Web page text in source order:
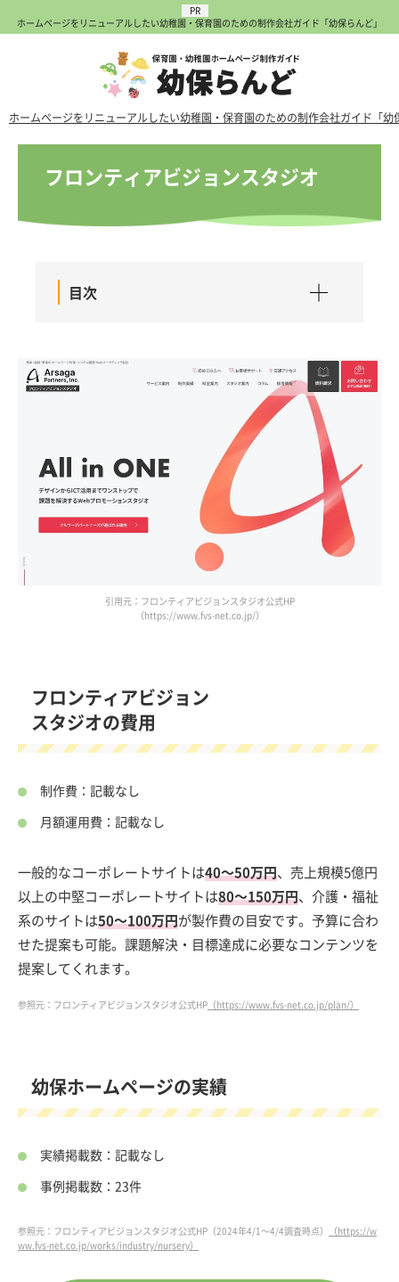
ホームページをリニューアルしたい幼稚園・保育園のための制作会社ガイド「幼保らんど」
ホームページをリニューアルしたい幼稚園・保育園のための制作会社ガイド「幼
フロンティアビジョンスタジオ
目次
引用元：フロンティアビジョンスタジオ公式HP
（https://www.fvs-net.co.jp/）
フロンティアビジョン
スタジオの費用
制作費：記載なし
月額運用費：記載なし
一般的なコーポレートサイトは40～50万円、売上規模5億円
以上の中堅コーポレートサイトは80～150万円、介護・福祉
系のサイトは50～100万円が製作費の目安です。予算に合わ
せた提案も可能。課題解決・目標達成に必要なコンテンツを
提案してくれます。
参照元：フロンティアビジョンスタジオ公式HP （https://www.fvs-net.co.jp/plan/）
幼保ホームページの実績
実績掲載数：記載なし
事例掲載数：23件
参照元：フロンティアビジョンスタジオ公式HP（2024年4/1～4/4調査時点）
（https://w
ww.fvs-net.co.jp/works/industry/nursery）